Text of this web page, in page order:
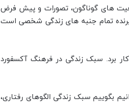
های گوناگون، تصورات و پیش فرض
تمام جنبه های زندگی شخصی است
برد. سبک زندگی در فرهنگ آکسفورد
بگوییم سبک زندگی الگوهای رفتاری،